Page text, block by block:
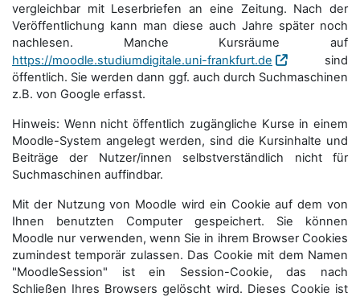
vergleichbar mit Leserbriefen an eine Zeitung. Nach der
Veröffentlichung kann man diese auch Jahre später noch
nachlesen. Manche Kursräume auf
https://moodle.studiumdigitale.uni-frankfurt.de
sind
öffentlich. Sie werden dann ggf. auch durch Suchmaschinen
z.B. von Google erfasst.
Hinweis: Wenn nicht öffentlich zugängliche Kurse in einem
Moodle-System angelegt werden, sind die Kursinhalte und
Beiträge der Nutzer/innen selbstverständlich nicht für
Suchmaschi­nen auffindbar.
Mit der Nutzung von Moodle wird ein Cookie auf dem von
Ihnen benutzten Computer gespeichert. Sie können
Moodle nur verwenden, wenn Sie in ihrem Browser Cookies
zumindest temporär zulassen. Das Cookie mit dem Namen
"MoodleSession" ist ein Session-Cookie, das nach
Schließen Ihres Browsers gelöscht wird. Dieses Cookie ist